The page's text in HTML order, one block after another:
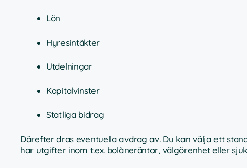
Lön
Hyresintäkter
Utdelningar
Kapitalvinster
Statliga bidrag
Därefter dras eventuella avdrag av. Du kan välja ett
har utgifter inom t.ex. bolåneräntor, välgörenhet eller